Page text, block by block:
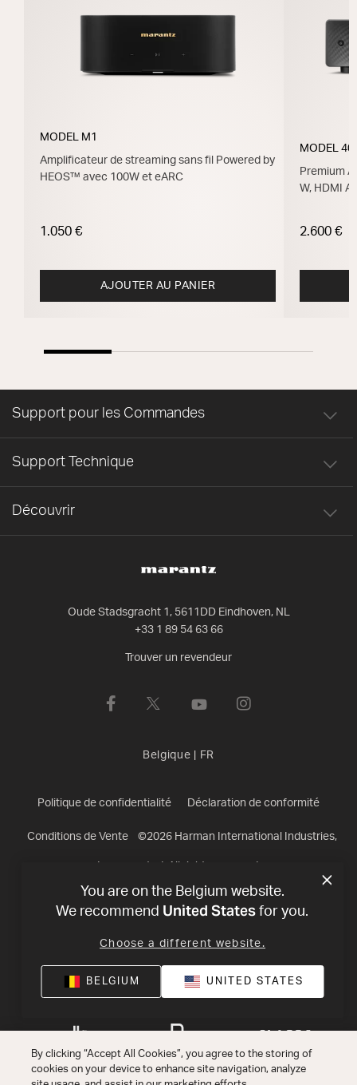
MODEL M1
Amplificateur de streaming sans fil Powered by
HEOS™ avec 100W et eARC
1.050 €
AJOUTER AU PANIER
MODEL
Premium
W, HDMI
2.600 €
Oude Stadsgracht 1, 5611DD Eindhoven, NL
+33 1 89 54 63 66
Trouver un revendeur
Support pour les Commandes
Support Technique
Découvrir
Belgique FR
Politique de confidentialité Déclaration de conformité
Conditions de Vente ©2026Harman International Industries,
You are on the Belgium website.
We recommend United States for you.
Choose a different website.
BELGIUM UNITED STATES
By clicking “Accept All Cookies”, you agree to the storing of
cookies on your device to enhance site navigation, analyze